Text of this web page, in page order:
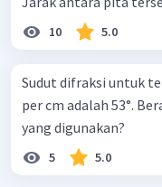
10 5.0
Sudut difraksi untuk
per cm adalah 53°.
yang digunakan?
5 5.0